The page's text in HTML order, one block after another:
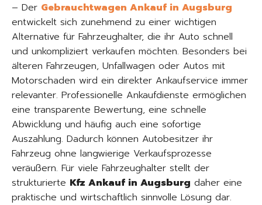
– Der Gebrauchtwagen Ankauf in Augsburg
entwickelt sich zunehmend zu einer wichtigen
Alternative für Fahrzeughalter, die ihr Auto schnell
und unkompliziert verkaufen möchten. Besonders bei
älteren Fahrzeugen, Unfallwagen oder Autos mit
Motorschaden wird ein direkter Ankaufservice immer
relevanter. Professionelle Ankaufdienste ermöglichen
eine transparente Bewertung, eine schnelle
Abwicklung und häufig auch eine sofortige
Auszahlung. Dadurch können Autobesitzer ihr
Fahrzeug ohne langwierige Verkaufsprozesse
veräußern. Für viele Fahrzeughalter stellt der
strukturierte Kfz Ankauf in Augsburg daher eine
praktische und wirtschaftlich sinnvolle Lösung dar.